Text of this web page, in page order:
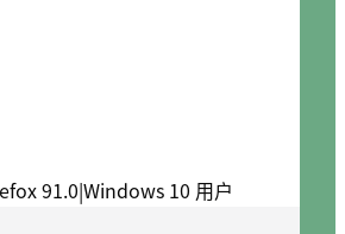
91.0|Windows 10 用户